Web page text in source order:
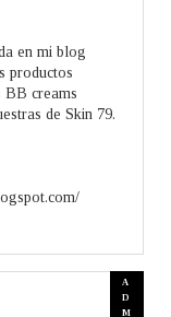
en mi blog
productos
BB creams
de Skin 79.